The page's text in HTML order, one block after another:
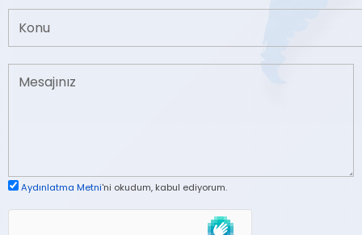
Aydınlatma Metni'ni okudum, kabul ediyorum.